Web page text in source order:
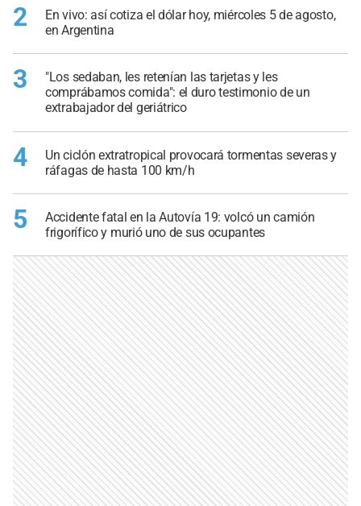
2
En vivo: así cotiza el dólar hoy, miércoles 5 de agosto,
en Argentina
3
"Los sedaban, les retenían las tarjetas y les
comprábamos comida": el duro testimonio de un
extrabajador del geriátrico
4
Un ciclón extratropical provocará tormentas severas y
ráfagas de hasta 100 km/h
5
Accidente fatal en la Autovía 19: volcó un camión
frigorífico y murió uno de sus ocupantes